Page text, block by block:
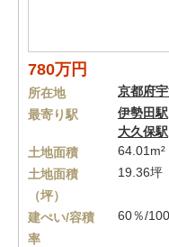
780万円
所在地 京都府
最寄り駅
伊勢田駅
大久保駅
土地面積
64.01m²
土地面積
（坪）
19.36坪
建ぺい/容積
率
60％/